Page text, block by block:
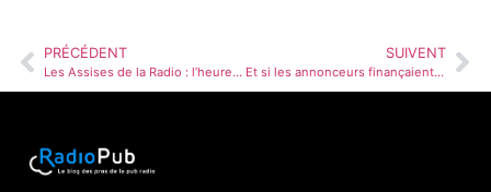
PRÉCÉDENT
Les Assises de la Radio : l’heure des décisions ?
SUIVENT
Et si les annonceurs finançaient l’économie locale au lieu de leur propre désert médiatique ?